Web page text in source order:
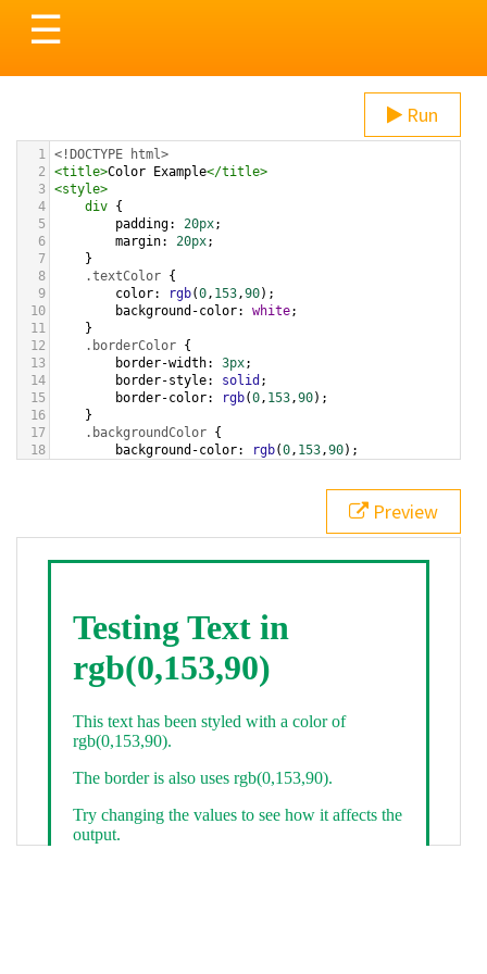
Toggle
navigation
☰
Run
1 <!DOCTYPE html>
2
<title>Color Example</title>
3 <style>
4
div {
5
padding: 20px;
6
margin: 20px;
7
}
8
.textColor {
9
color: rgb(0, 153,90);
10
background-color: white;
11
}
12
.borderColor {
13
border-width: 3px;
14
border-style: solid ;
15
border-color: rgb(0, 153,90);
16
}
17
.backgroundColor {
18
background-color: rgb(0, 153,90);
bottom ,
white, rgb(0,153,90));
div class="textColor borderColor"
< h1>Testing Text in rgb(0,153,90)
Preview